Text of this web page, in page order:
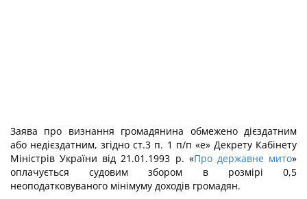
Заява про визнання громадянина обмежено дієздатним
або недієздатним, згідно ст.3 п. 1 п/п «е» Декрету Кабінету
Міністрів України від 21.01.1993 р. «Про державне мито»
оплачується судовим збором в розмірі 0,5
неоподатковуваного мінімуму доходів громадян.